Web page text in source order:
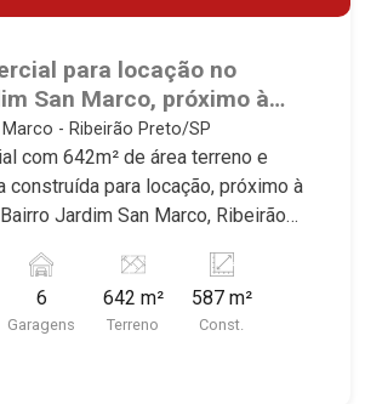
para locação no
San Marco, próximo à
- Ribeirão Preto/SP.
- Ribeirão Preto/SP
com 642m² de área terreno e
construída para locação, próximo à
Jardim San Marco, Ribeirão
Imobiliária selecionou
- W.C. masculino e feminino - W.C.
6
Garagens
642 m²
Terreno
587 m²
Const.